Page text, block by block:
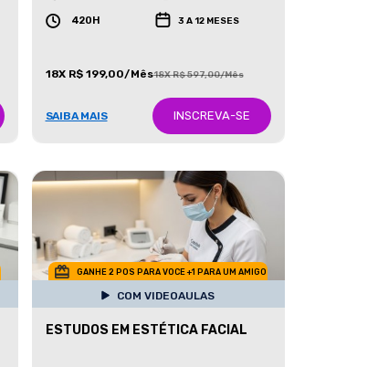
420H 3 A 12 MESES
18X R$ 199,00/Mês18X R$ 597,00/Mês
SAIBA MAIS INSCREVA-SE
GANHE 2 POS PARA VOCE +1 PARA UM AMIGO
COM VIDEOAULAS
ESTUDOS EM ESTÉTICA FACIAL